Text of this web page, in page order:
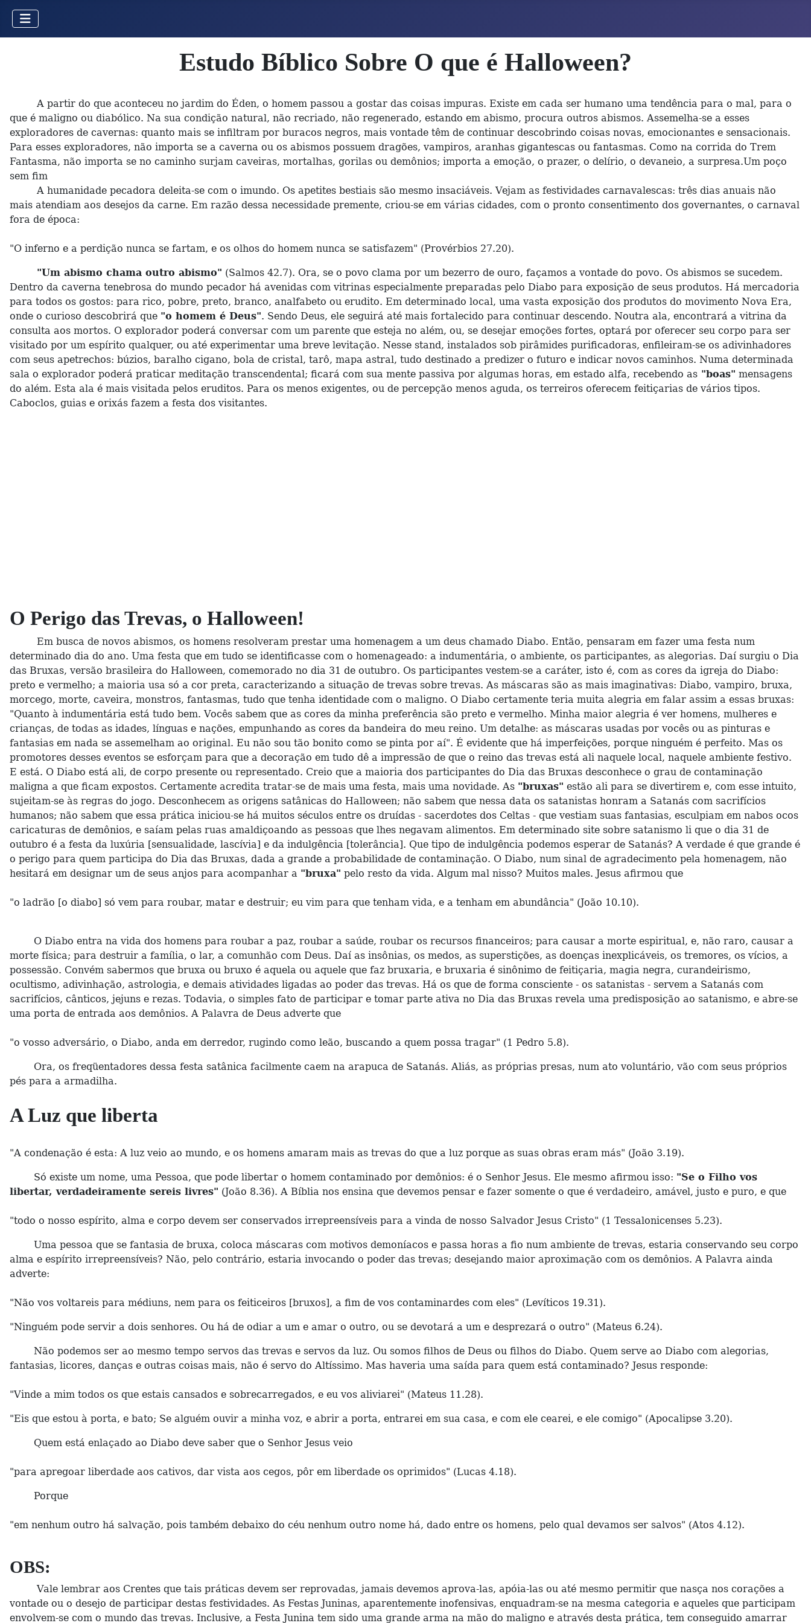
Estudo Bíblico Sobre O que é Halloween?
A partir do que aconteceu no jardim do Éden, o homem passou a gostar das coisas impuras. Existe em cada ser humano uma tendência para o mal, para o
que é maligno ou diabólico. Na sua condição natural, não recriado, não regenerado, estando em abismo, procura outros abismos. Assemelha-se a esses
exploradores de cavernas: quanto mais se infiltram por buracos negros, mais vontade têm de continuar descobrindo coisas novas, emocionantes e sensacionais.
Para esses exploradores, não importa se a caverna ou os abismos possuem dragões, vampiros, aranhas gigantescas ou fantasmas. Como na corrida do Trem
Fantasma, não importa se no caminho surjam caveiras, mortalhas, gorilas ou demônios; importa a emoção, o prazer, o delírio, o devaneio, a surpresa.Um poço
sem fim
A humanidade pecadora deleita-se com o imundo. Os apetites bestiais são mesmo insaciáveis. Vejam as festividades carnavalescas: três dias anuais não
mais atendiam aos desejos da carne. Em razão dessa necessidade premente, criou-se em várias cidades, com o pronto consentimento dos governantes, o carnaval
fora de época:
"O inferno e a perdição nunca se fartam, e os olhos do homem nunca se satisfazem" (Provérbios 27.20).
"Um abismo chama outro abismo" (Salmos 42.7). Ora, se o povo clama por um bezerro de ouro, façamos a vontade do povo. Os abismos se sucedem.
Dentro da caverna tenebrosa do mundo pecador há avenidas com vitrinas especialmente preparadas pelo Diabo para exposição de seus produtos. Há mercadoria
para todos os gostos: para rico, pobre, preto, branco, analfabeto ou erudito. Em determinado local, uma vasta exposição dos produtos do movimento Nova Era,
onde o curioso descobrirá que "o homem é Deus". Sendo Deus, ele seguirá até mais fortalecido para continuar descendo. Noutra ala, encontrará a vitrina da
consulta aos mortos. O explorador poderá conversar com um parente que esteja no além, ou, se desejar emoções fortes, optará por oferecer seu corpo para ser
visitado por um espírito qualquer, ou até experimentar uma breve levitação. Nesse stand, instalados sob pirâmides purificadoras, enfileiram-se os adivinhadores
com seus apetrechos: búzios, baralho cigano, bola de cristal, tarô, mapa astral, tudo destinado a predizer o futuro e indicar novos caminhos. Numa determinada
sala o explorador poderá praticar meditação transcendental; ficará com sua mente passiva por algumas horas, em estado alfa, recebendo as "boas" mensagens
do além. Esta ala é mais visitada pelos eruditos. Para os menos exigentes, ou de percepção menos aguda, os terreiros oferecem feitiçarias de vários tipos.
Caboclos, guias e orixás fazem a festa dos visitantes.
O Perigo das Trevas, o Halloween!
Em busca de novos abismos, os homens resolveram prestar uma homenagem a um deus chamado Diabo. Então, pensaram em fazer uma festa num
determinado dia do ano. Uma festa que em tudo se identificasse com o homenageado: a indumentária, o ambiente, os participantes, as alegorias. Daí surgiu o Dia
das Bruxas, versão brasileira do Halloween, comemorado no dia 31 de outubro. Os participantes vestem-se a caráter, isto é, com as cores da igreja do Diabo:
preto e vermelho; a maioria usa só a cor preta, caracterizando a situação de trevas sobre trevas. As máscaras são as mais imaginativas: Diabo, vampiro, bruxa,
morcego, morte, caveira, monstros, fantasmas, tudo que tenha identidade com o maligno. O Diabo certamente teria muita alegria em falar assim a essas bruxas:
"Quanto à indumentária está tudo bem. Vocês sabem que as cores da minha preferência são preto e vermelho. Minha maior alegria é ver homens, mulheres e
crianças, de todas as idades, línguas e nações, empunhando as cores da bandeira do meu reino. Um detalhe: as máscaras usadas por vocês ou as pinturas e
fantasias em nada se assemelham ao original. Eu não sou tão bonito como se pinta por aí". É evidente que há imperfeições, porque ninguém é perfeito. Mas os
promotores desses eventos se esforçam para que a decoração em tudo dê a impressão de que o reino das trevas está ali naquele local, naquele ambiente festivo.
E está. O Diabo está ali, de corpo presente ou representado. Creio que a maioria dos participantes do Dia das Bruxas desconhece o grau de contaminação
maligna a que ficam expostos. Certamente acredita tratar-se de mais uma festa, mais uma novidade. As "bruxas" estão ali para se divertirem e, com esse intuito,
sujeitam-se às regras do jogo. Desconhecem as origens satânicas do Halloween; não sabem que nessa data os satanistas honram a Satanás com sacrifícios
humanos; não sabem que essa prática iniciou-se há muitos séculos entre os druídas - sacerdotes dos Celtas - que vestiam suas fantasias, esculpiam em nabos ocos
caricaturas de demônios, e saíam pelas ruas amaldiçoando as pessoas que lhes negavam alimentos. Em determinado site sobre satanismo li que o dia 31 de
outubro é a festa da luxúria [sensualidade, lascívia] e da indulgência [tolerância]. Que tipo de indulgência podemos esperar de Satanás? A verdade é que grande é
o perigo para quem participa do Dia das Bruxas, dada a grande a probabilidade de contaminação. O Diabo, num sinal de agradecimento pela homenagem, não
hesitará em designar um de seus anjos para acompanhar a "bruxa" pelo resto da vida. Algum mal nisso? Muitos males. Jesus afirmou que
"o ladrão [o diabo] só vem para roubar, matar e destruir; eu vim para que tenham vida, e a tenham em abundância" (João 10.10).
O Diabo entra na vida dos homens para roubar a paz, roubar a saúde, roubar os recursos financeiros; para causar a morte espiritual, e, não raro, causar a
morte física; para destruir a família, o lar, a comunhão com Deus. Daí as insônias, os medos, as superstições, as doenças inexplicáveis, os tremores, os vícios, a
possessão. Convém sabermos que bruxa ou bruxo é aquela ou aquele que faz bruxaria, e bruxaria é sinônimo de feitiçaria, magia negra, curandeirismo,
ocultismo, adivinhação, astrologia, e demais atividades ligadas ao poder das trevas. Há os que de forma consciente - os satanistas - servem a Satanás com
sacrifícios, cânticos, jejuns e rezas. Todavia, o simples fato de participar e tomar parte ativa no Dia das Bruxas revela uma predisposição ao satanismo, e abre-se
uma porta de entrada aos demônios. A Palavra de Deus adverte que
"o vosso adversário, o Diabo, anda em derredor, rugindo como leão, buscando a quem possa tragar" (1 Pedro 5.8).
Ora, os freqüentadores dessa festa satânica facilmente caem na arapuca de Satanás. Aliás, as próprias presas, num ato voluntário, vão com seus próprios
pés para a armadilha.
A Luz que liberta
"A condenação é esta: A luz veio ao mundo, e os homens amaram mais as trevas do que a luz porque as suas obras eram más" (João 3.19).
Só existe um nome, uma Pessoa, que pode libertar o homem contaminado por demônios: é o Senhor Jesus. Ele mesmo afirmou isso: "Se o Filho vos
libertar, verdadeiramente sereis livres" (João 8.36). A Bíblia nos ensina que devemos pensar e fazer somente o que é verdadeiro, amável, justo e puro, e que
"todo o nosso espírito, alma e corpo devem ser conservados irrepreensíveis para a vinda de nosso Salvador Jesus Cristo" (1 Tessalonicenses 5.23).
Uma pessoa que se fantasia de bruxa, coloca máscaras com motivos demoníacos e passa horas a fio num ambiente de trevas, estaria conservando seu corpo
alma e espírito irrepreensíveis? Não, pelo contrário, estaria invocando o poder das trevas; desejando maior aproximação com os demônios. A Palavra ainda
adverte:
"Não vos voltareis para médiuns, nem para os feiticeiros [bruxos], a fim de vos contaminardes com eles" (Levíticos 19.31).
"Ninguém pode servir a dois senhores. Ou há de odiar a um e amar o outro, ou se devotará a um e desprezará o outro" (Mateus 6.24).
Não podemos ser ao mesmo tempo servos das trevas e servos da luz. Ou somos filhos de Deus ou filhos do Diabo. Quem serve ao Diabo com alegorias,
fantasias, licores, danças e outras coisas mais, não é servo do Altíssimo. Mas haveria uma saída para quem está contaminado? Jesus responde:
"Vinde a mim todos os que estais cansados e sobrecarregados, e eu vos aliviarei" (Mateus 11.28).
"Eis que estou à porta, e bato; Se alguém ouvir a minha voz, e abrir a porta, entrarei em sua casa, e com ele cearei, e ele comigo" (Apocalipse 3.20).
Quem está enlaçado ao Diabo deve saber que o Senhor Jesus veio
"para apregoar liberdade aos cativos, dar vista aos cegos, pôr em liberdade os oprimidos" (Lucas 4.18).
Porque
"em nenhum outro há salvação, pois também debaixo do céu nenhum outro nome há, dado entre os homens, pelo qual devamos ser salvos" (Atos 4.12).
OBS:
Vale lembrar aos Crentes que tais práticas devem ser reprovadas, jamais devemos aprova-las, apóia-las ou até mesmo permitir que nasça nos corações a
vontade ou o desejo de participar destas festividades. As Festas Juninas, aparentemente inofensivas, enquadram-se na mesma categoria e aqueles que participam
envolvem-se com o mundo das trevas. Inclusive, a Festa Junina tem sido uma grande arma na mão do maligno e através desta prática, tem conseguido amarrar